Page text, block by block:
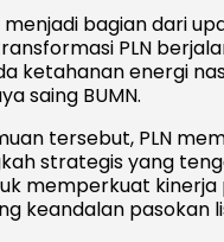
bagian dari
PLN
ketahanan energi
saing BUMN.
tersebut, PLN
strategis yang
memperkuat kinerja
keandalan pasokan